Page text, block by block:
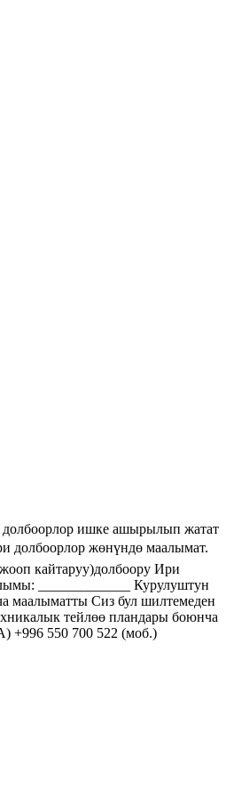
долбоорлор ишке ашырылып жатат
долбоорлор жөнүндө маалымат.
кайтаруу)долбоору Ири
_____________ Курулуштун
маалыматты Сиз бул шилтемеден
тейлөө пландары боюнча
+996 550 700 522 (моб.)